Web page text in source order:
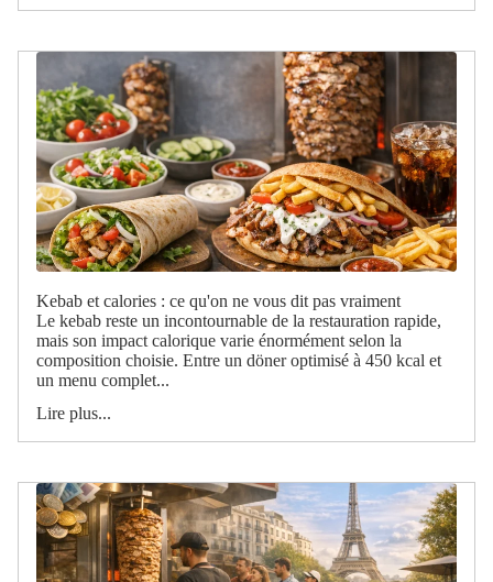
Kebab et calories : ce qu'on ne vous dit pas vraiment
Le kebab reste un incontournable de la restauration rapide,
mais son impact calorique varie énormément selon la
composition choisie. Entre un döner optimisé à 450 kcal et
un menu complet...
Lire plus...